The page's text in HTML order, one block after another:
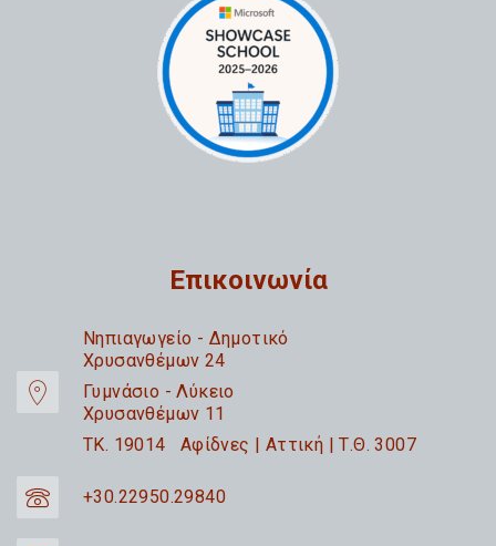
Επικοινωνία
Nηπιαγωγείο - Δημοτικό
Χρυσανθέμων 24
Γυμνάσιο - Λύκειο
Χρυσανθέμων 11
TK. 19014 Αφίδνες | Αττική | Τ.Θ. 3007
+30.22950.29840